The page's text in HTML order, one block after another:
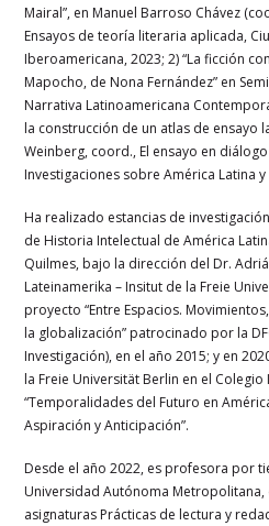
Mairal”, en Manuel Barroso Chávez
Ensayos de teoría literaria aplicada,
Iberoamericana, 2023; 2) “La ficción
Mapocho, de Nona Fernández” en
Narrativa Latinoamericana
la construcción de un atlas de ensayo
Weinberg, coord., El ensayo en
Investigaciones sobre América Latina
Ha realizado estancias de
de Historia Intelectual de América
Quilmes, bajo la dirección del Dr.
Lateinamerika – Insitut de la Freie
proyecto “Entre Espacios.
la globalización” patrocinado por la
Investigación), en el año 2015; y en
la Freie Universität Berlin en el
“Temporalidades del Futuro en
Aspiración y Anticipación”.
Desde el año 2022, es profesora por
Universidad Autónoma
asignaturas Prácticas de lectura y